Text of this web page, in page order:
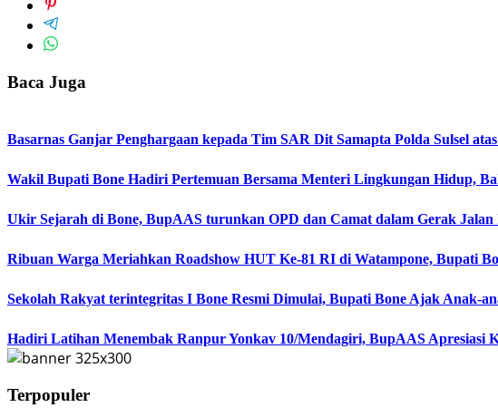
Baca Juga
Basarnas Ganjar Penghargaan kepada Tim SAR Dit Samapta Polda Sulsel
Wakil Bupati Bone Hadiri Pertemuan Bersama Menteri Lingkungan Hidup,
Ukir Sejarah di Bone, BupAAS turunkan OPD dan Camat dalam Gerak Jalan
Ribuan Warga Meriahkan Roadshow HUT Ke-81 RI di Watampone, Bupati
Sekolah Rakyat terintegritas I Bone Resmi Dimulai, Bupati Bone Ajak Anak-
Hadiri Latihan Menembak Ranpur Yonkav 10/Mendagiri, BupAAS Apresiasi
Terpopuler